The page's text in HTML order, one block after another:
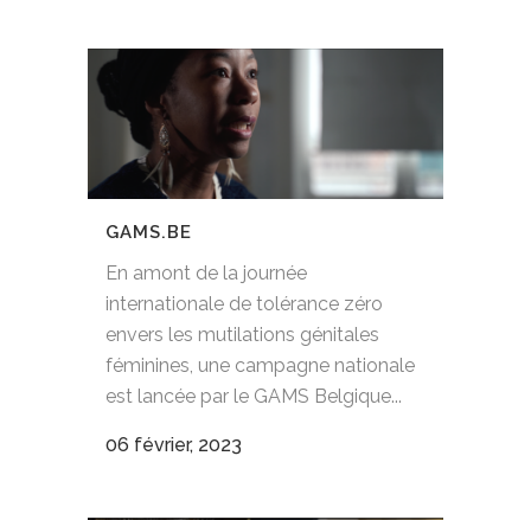
GAMS.BE
En amont de la journée
internationale de tolérance zéro
envers les mutilations génitales
féminines, une campagne nationale
est lancée par le GAMS Belgique...
06 février, 2023